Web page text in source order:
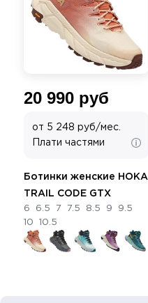
20 990 руб
от 5 248 руб/мес.
Плати частями
Ботинки женские HOKA
TRAIL CODE GTX
6 6.5 7 7.5 8.5 9
9.5
10
10.5